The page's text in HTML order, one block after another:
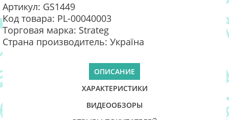
Артикул: GS1449
Код товара: PL-00040003
Торговая марка: Strateg
Страна производитель: Україна
ОПИСАНИЕ
ХАРАКТЕРИСТИКИ
ВИДЕООБЗОРЫ